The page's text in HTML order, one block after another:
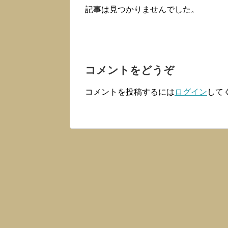
記事は見つかりませんでした。
コメントをどうぞ
コメントを投稿するには ログイン して